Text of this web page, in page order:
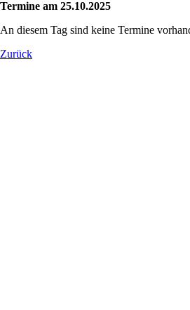
Termine am 25.10.2025
An diesem Tag sind keine Termine
Zurück